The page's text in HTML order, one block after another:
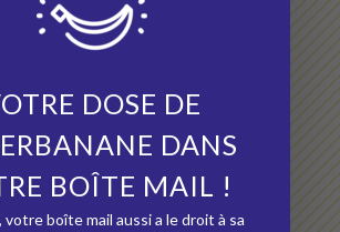
séances, ma problématique liée
concrète et des explications qui
Andréa nous accompagne à un
mieux être sur la durée. »
Mel B. (Médoucine)
DOSE DE
DANS
BOÎTE MAIL !
votre boîte mail aussi a le droit à sa